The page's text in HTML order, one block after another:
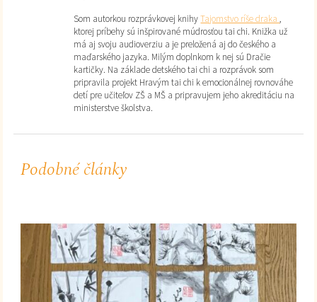
Som autorkou rozprávkovej knihyTajomstvo ríše draka,
ktorej príbehy sú inšpirované múdrosťou tai chi. Knižka už
má aj svoju audioverziu a je preložená aj do českého a
maďarského jazyka. Milým doplnkom k nej sú Dračie
kartičky. Na základe detského tai chi a rozprávok som
pripravila projekt Hravým tai chi k emocionálnej rovnováhe
detí pre učiteľov ZŠ a MŠ a pripravujem jeho akreditáciu na
ministerstve školstva.
Podobné články